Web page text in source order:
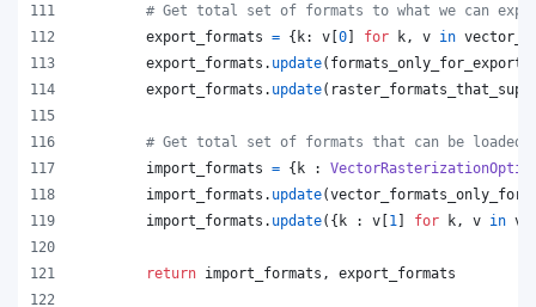
# Get total set of formats to what we can
export_formats = { k: v [0] for k , v in
export_formats . update( formats_only_for_export
export_formats . update(
# Get total set of formats that can be loaded
import_formats = { k :
import_formats . update(
import_formats . update({ k : v [1 ] for k , v in
return import_formats , export_formats